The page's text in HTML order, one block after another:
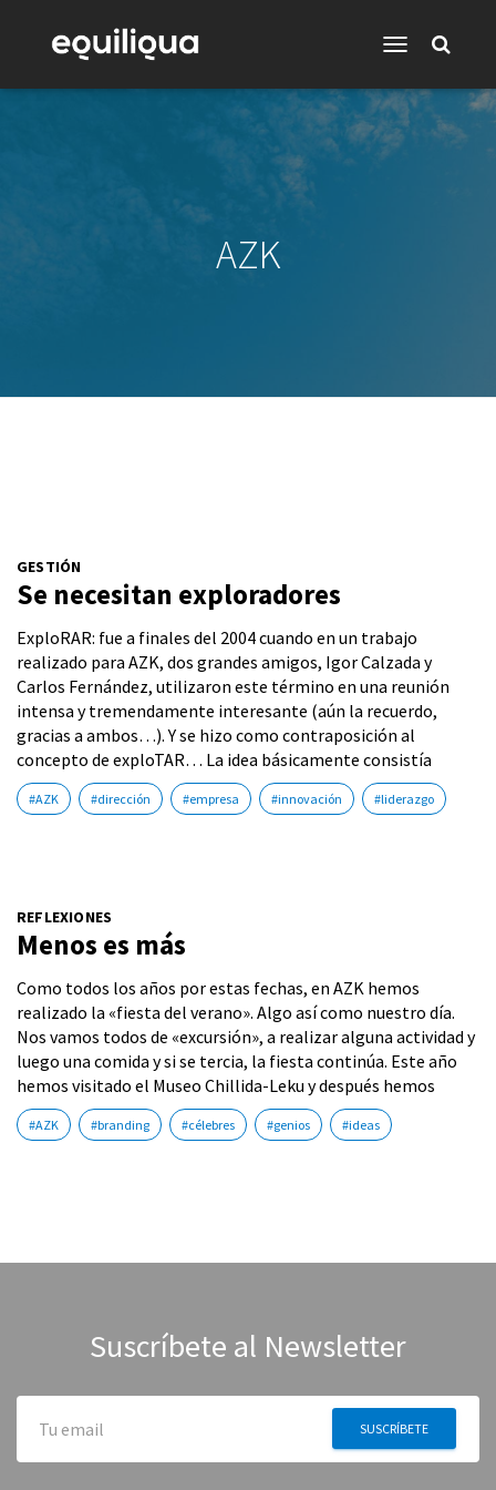
AZK
GESTIÓN
Se necesitan exploradores
ExploRAR: fue a finales del 2004 cuando en un trabajo
realizado para AZK, dos grandes amigos, Igor Calzada y
Carlos Fernández, utilizaron este término en una reunión
intensa y tremendamente interesante (aún la recuerdo,
gracias a ambos…). Y se hizo como contraposición al
concepto de exploTAR… La idea básicamente consistía
#AZK #dirección #empresa #innovación #liderazgo
REFLEXIONES
Menos es más
Como todos los años por estas fechas, en AZK hemos
realizado la «fiesta del verano». Algo así como nuestro día.
Nos vamos todos de «excursión», a realizar alguna actividad y
luego una comida y si se tercia, la fiesta continúa. Este año
hemos visitado el Museo Chillida-Leku y después hemos
#AZK #branding #célebres #genios #ideas
Suscríbete al Newsletter